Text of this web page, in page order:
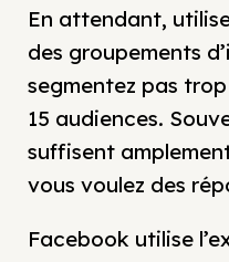
En attendant,
des groupements
segmentez pas
15 audiences.
suffisent
vous voulez des
Facebook utilise